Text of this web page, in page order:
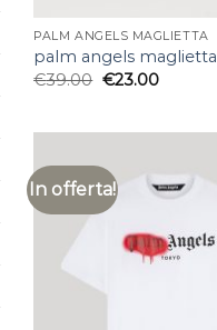
PALM ANGELS MAGLIETTA
palm angels maglietta
€39.00 €23.00
In offerta!